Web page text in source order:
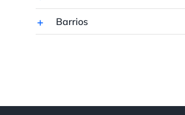
Barrios